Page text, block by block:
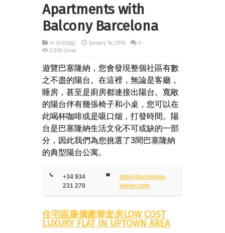
Apartments with
Balcony Barcelona
in 住宿地點 January 14, 2016
0
2,038 Views
遊覽巴塞隆納，您會發現整個社區有數
之不盡的陽台。在這裡，無論是客廳，
睡房，甚至是廚房都連接出陽台。寬敞
的陽台伴有幾張椅子和小桌，您可以在
此喝杯咖啡或是吸口烟，打發時間。陽
台是巴塞隆納生活文化不可或缺的一部
分，因此我們為您挑選了3間巴塞隆納
的典型陽台公寓。
+34 934
231 270
info@barcelona-
home.com
住宅區廉價豪華套房LOW COST
LUXURY FLAT IN UPTOWN AREA